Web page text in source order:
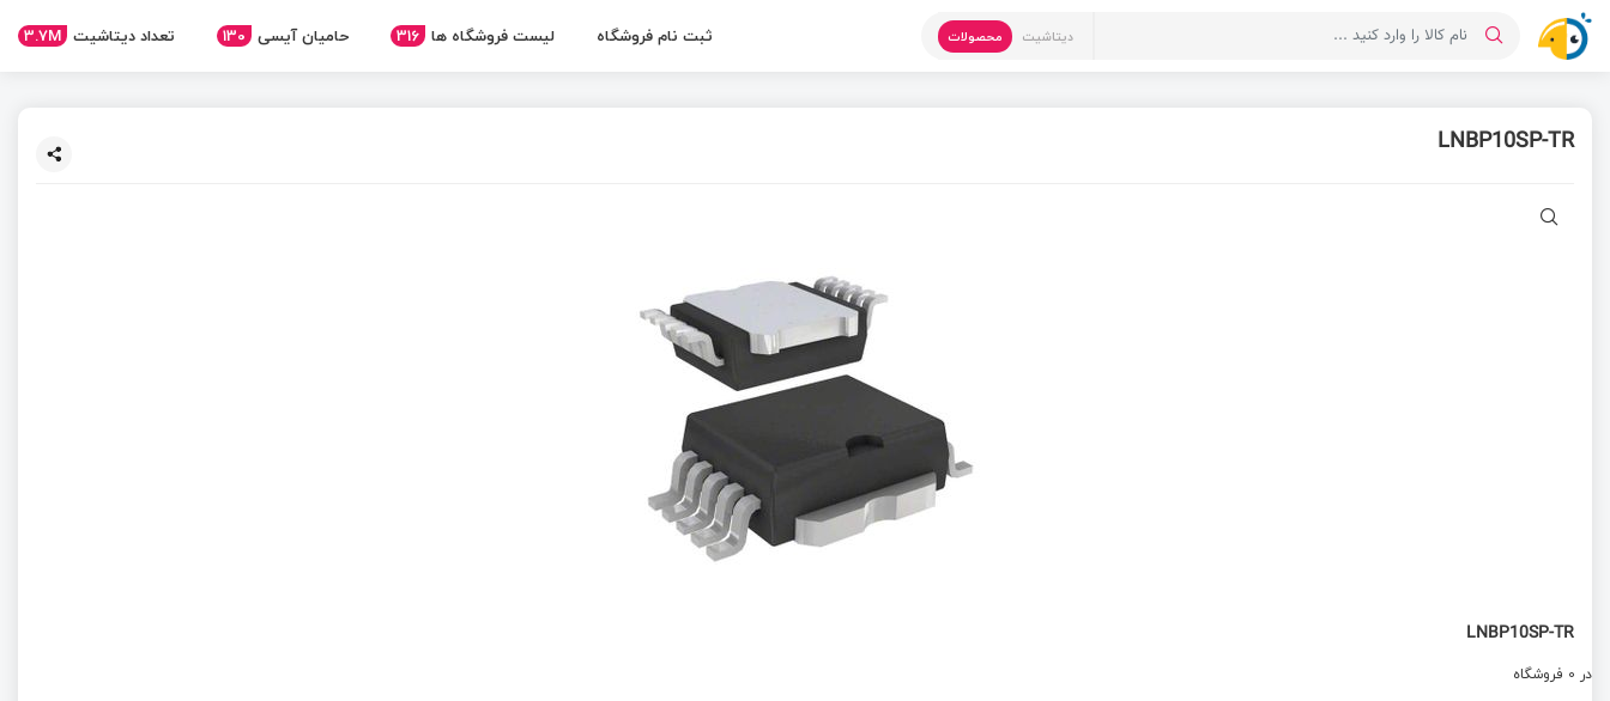
دیتاشیت محصولات ثبت نام فروشگاه لیست فروشگاه ها 316 حامیان آیسی 130 تعداد دیتاشیت 3.7M
LNBP10SP-TR
LNBP10SP-TR
در 0 فروشگاه